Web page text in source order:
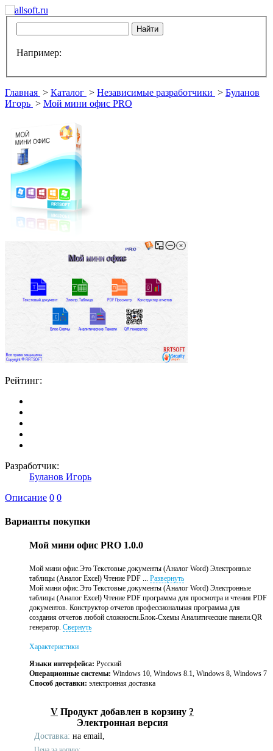
Например:
Главная > Каталог > Независимые разработчики > Буланов
Игорь > Мой мини офис PRO
Рейтинг:
Разработчик:
Буланов Игорь
Описание 0 0
Варианты покупки
Мой мини офис PRO 1.0.0
Мой мини офис.Это Текстовые документы (Аналог Word) Электронные
таблицы (Аналог Excel) Чтение PDF ... Развернуть
Мой мини офис.Это Текстовые документы (Аналог Word) Электронные
таблицы (Аналог Excel) Чтение PDF программа для просмотра и чтения PDF
документов. Конструктор отчетов профессиональная программа для
создания отчетов любой сложности.Блок-Схемы Аналитические панели.QR
генератор. Свернуть
Характеристики
Языки интерфейса: Русский
Операционные системы: Windows 10, Windows 8.1, Windows 8, Windows 7
Способ доставки: электронная доставка
V Продукт добавлен в корзину ?
Электронная версия
Доставка: на email,